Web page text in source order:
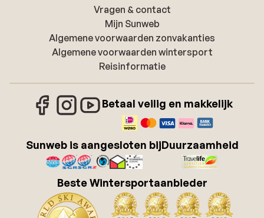
Vragen & contact
Mijn Sunweb
Algemene voorwaarden zonvakanties
Algemene voorwaarden wintersport
Reisinformatie
Betaal veilig en makkelijk
Sunweb is aangesloten bijDuurzaamheid
Beste Wintersportaanbieder